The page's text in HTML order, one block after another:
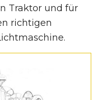
Traktor und für
richtigen